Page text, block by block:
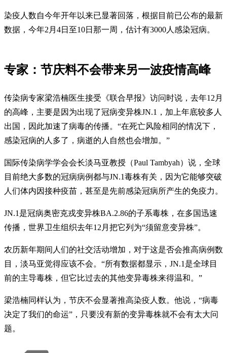
染疫人数自今年开年以来已显著回落，根据目前已公布的最新
数据，今年2月4日至10日那一周，估计有3000人感染冠病。
专家：节庆料不会带来另一波疫情高峰
传染病专家梁浩楠医生接受《联合早报》访问时说，去年12月
的高峰，主要是因为出现了冠病变异株JN.1，加上年底较多人
出国，因此加速了病毒的传播。“在死亡风险相同的情况下，
感染冠病的人多了，病逝的人自然也会增加。”
国际传染病学学会会长淡马亚教授（Paul Tambyah）说，全球
目前绝大多数的冠病病例都与JN.1毒株有关，因为它能够突破
人们体内因接种疫苗，甚至是先前感染冠病所产生的免疫力。
JN.1是冠病奥密克戎变异株BA.2.86的子系毒株，在多国迅速
传播，世界卫生组织去年12月把它列为“须留意变异株”。
农历新年期间人们的社交活动增加，对于这是否会推高病例数
目，淡马亚觉得应该不会。“所有数据都显示，JN.1是全球目
前的主导毒株，但它比过去的其他变异毒株来得温和。”
梁浩楠同样认为，节庆不会显著推高染疫人数。他说，“病毒
决定了我们的命运”，只要没有新的变异毒株就不会有太大问
题。